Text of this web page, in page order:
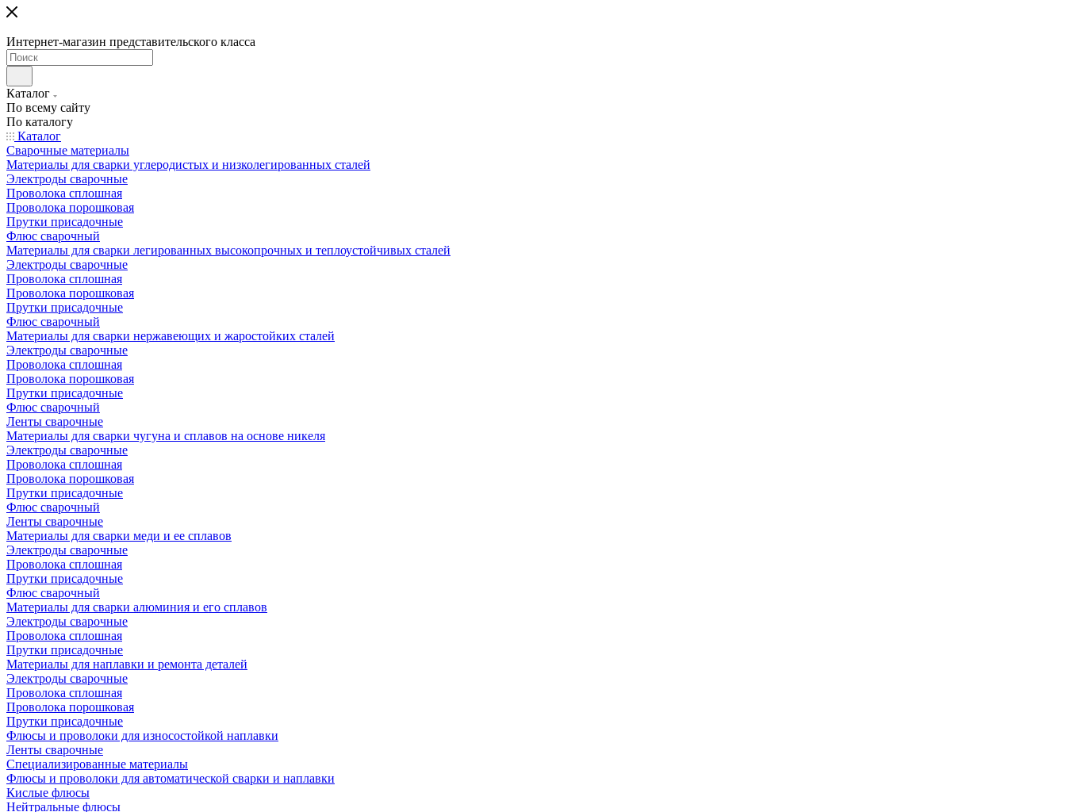
Интернет-магазин представительского класса
Каталог
По всему сайту
По каталогу
Каталог
Сварочные материалы
Материалы для сварки углеродистых и низколегированных сталей
Электроды сварочные
Проволока сплошная
Проволока порошковая
Прутки присадочные
Флюс сварочный
Материалы для сварки легированных высокопрочных и теплоустойчивых сталей
Электроды сварочные
Проволока сплошная
Проволока порошковая
Прутки присадочные
Флюс сварочный
Материалы для сварки нержавеющих и жаростойких сталей
Электроды сварочные
Проволока сплошная
Проволока порошковая
Прутки присадочные
Флюс сварочный
Ленты сварочные
Материалы для сварки чугуна и сплавов на основе никеля
Электроды сварочные
Проволока сплошная
Проволока порошковая
Прутки присадочные
Флюс сварочный
Ленты сварочные
Материалы для сварки меди и ее сплавов
Электроды сварочные
Проволока сплошная
Прутки присадочные
Флюс сварочный
Материалы для сварки алюминия и его сплавов
Электроды сварочные
Проволока сплошная
Прутки присадочные
Материалы для наплавки и ремонта деталей
Электроды сварочные
Проволока сплошная
Проволока порошковая
Прутки присадочные
Флюсы и проволоки для износостойкой наплавки
Ленты сварочные
Специализированные материалы
Флюсы и проволоки для автоматической сварки и наплавки
Кислые флюсы
Нейтральные флюсы